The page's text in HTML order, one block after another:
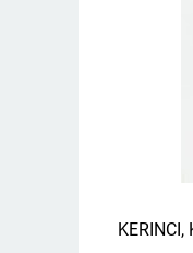
KERINCI,